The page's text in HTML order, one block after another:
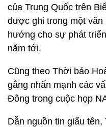
của Trung Quốc trên
được ghi trong một
hướng cho sự phát
năm tới.
Cũng theo Thời báo
gắng nhấn mạnh các
Đông trong cuộc họp
Dẫn nguồn tin giấu